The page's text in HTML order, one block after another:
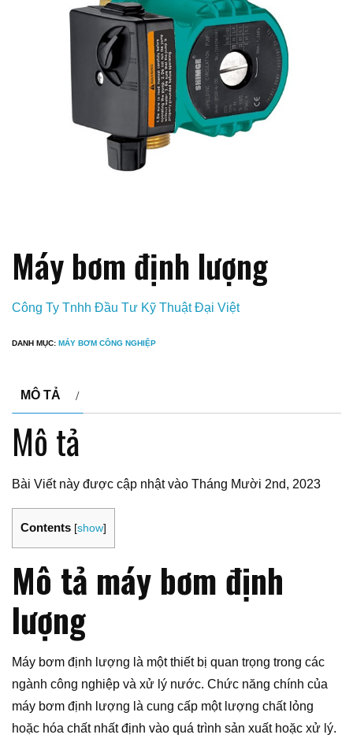
Máy bơm định lượng
Công Ty Tnhh Đầu Tư Kỹ Thuật Đại Việt
DANH MỤC: MÁY BƠM CÔNG NGHIỆP
MÔ TẢ
Mô tả
Bài Viết này được cập nhật vào Tháng Mười 2nd, 2023
Contents [show]
Mô tả máy bơm định
lượng
Máy bơm định lượng là một thiết bị quan trọng trong các
ngành công nghiệp và xử lý nước. Chức năng chính của
máy bơm định lượng là cung cấp một lượng chất lỏng
hoặc hóa chất nhất định vào quá trình sản xuất hoặc xử lý.